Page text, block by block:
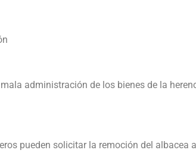
administración de los bienes de la
pueden solicitar la remoción del